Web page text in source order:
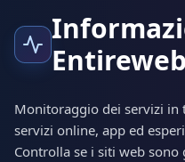
Monitoraggio dei servizi in
servizi online, app ed
Controlla se i siti web